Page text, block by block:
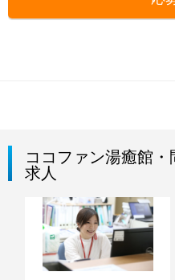
ココファン湯癒館
求人